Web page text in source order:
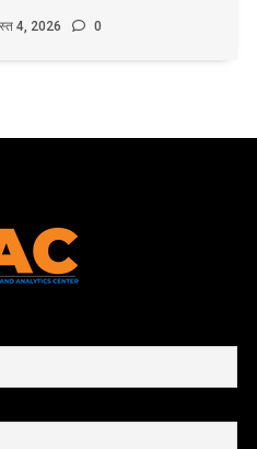
4, 2026 0